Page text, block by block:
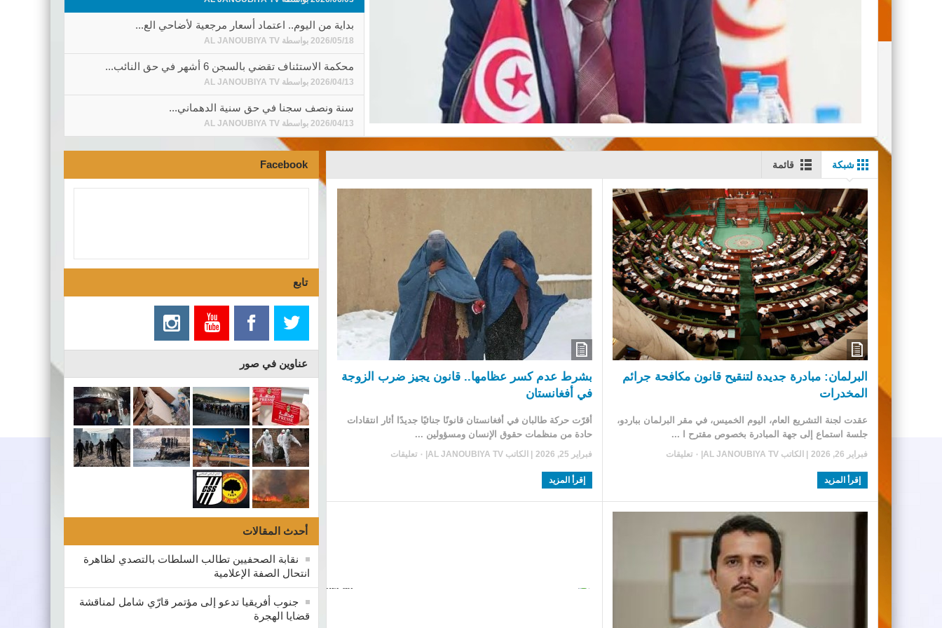
بداية من اليوم.. اعتماد أسعار مرجعية لأضاحي الع...
2026/05/18 بواسطةAL JANOUBIYA TV
محكمة الاستئناف تقضي بالسجن 6 أشهر في حق النائب...
2026/04/13 بواسطةAL JANOUBIYA TV
سنة ونصف سجنا في حق سنية الدهماني...
2026/04/13 بواسطةAL JANOUBIYA TV
شبكة قائمة
البرلمان: مبادرة جديدة لتنقيح قانون مكافحة جرائم
المخدرات
عقدت لجنة التشريع العام، اليوم الخميس، في مقر البرلمان بباردو،
جلسة استماع إلى جهة المبادرة بخصوص مقترح ا ...
فبراير 26, 2026 | الكاتب AL JANOUBIYA TV
|
إقرأ المزيد
بشرط عدم كسر عظامها.. قانون يجيز ضرب الزوجة
في أفغانستان
أقرّت حركة طالبان في أفغانستان قانونًا جنائيًا جديدًا أثار انتقادات
حادة من منظمات حقوق الإنسان ومسؤولين ...
فبراير 25, 2026 | الكاتب AL JANOUBIYA TV
|
إقرأ المزيد
Facebook
تابع
عناوين في صور
أحدث المقالات
نقابة الصحفيين تطالب السلطات بالتصدي لظاهرة
انتحال الصفة الإعلامية
جنوب أفريقيا تدعو إلى مؤتمر قارّي شامل لمناقشة
قضايا الهجرة